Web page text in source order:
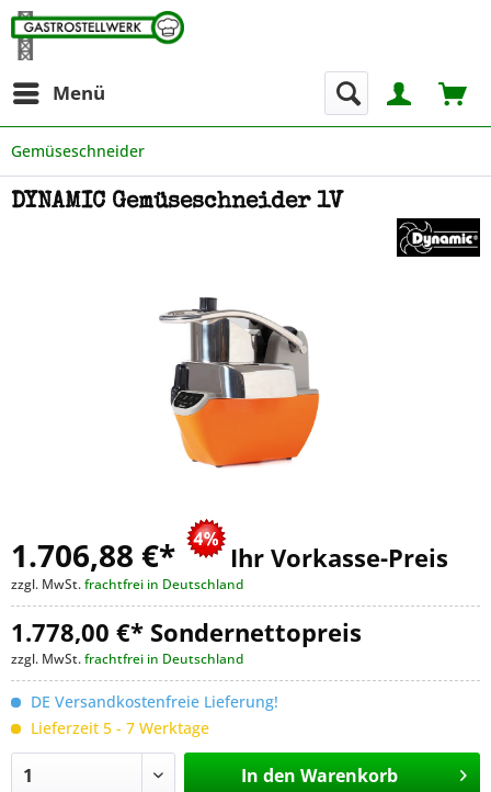
Menü
Gemüseschneider
DYNAMIC Gemüseschneider 1V
1.706,88 €* Ihr Vorkasse-Preis
zzgl. MwSt.frachtfrei in Deutschland
1.778,00 €* Sondernettopreis
zzgl. MwSt.frachtfrei in Deutschland
DE Versandkostenfreie Lieferung!
Lieferzeit 5 - 7 Werktage
In den Warenkorb